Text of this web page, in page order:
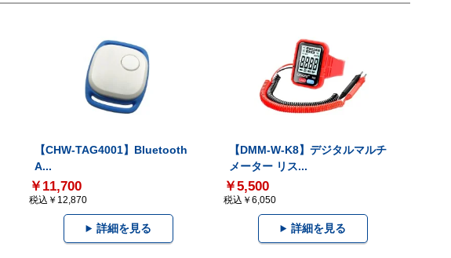
【CHW-TAG4001】Bluetooth
A...
￥11,700
税込￥12,870
詳細を見る
【DMM-W-K8】デジタルマルチ
メーター リス...
￥5,500
税込￥6,050
詳細を見る